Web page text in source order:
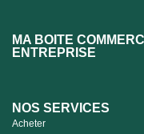
MA BOITE
ENTREPRISE
NOS SERVICES
Acheter